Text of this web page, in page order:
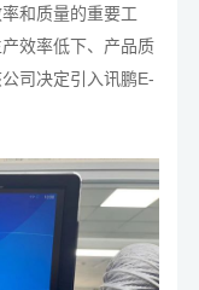
和质量的重要工
效率低下、产品质
司决定引入讯鹏E-